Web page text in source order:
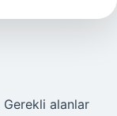
Gerekli alanlar